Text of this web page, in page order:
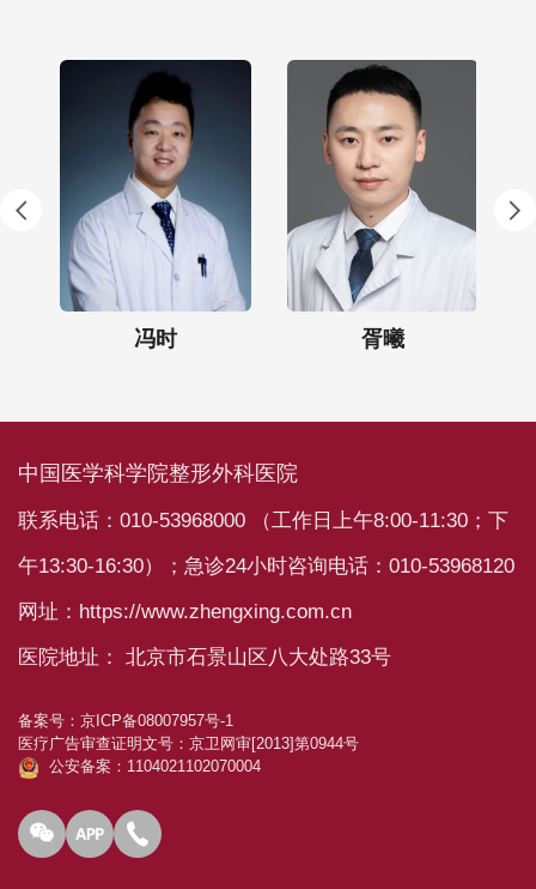
冯时 胥曦
中国医学科学院整形外科医院
联系电话：010-53968000 （工作日上午8:00-11:30；下
午13:30-16:30）；急诊24小时咨询电话：010-53968120
网址：https://www.zhengxing.com.cn
医院地址： 北京市石景山区八大处路33号
备案号： 京ICP备08007957号-1
医疗广告审查证明文号： 京卫网审[2013]第0944号
公安备案：1104021102070004